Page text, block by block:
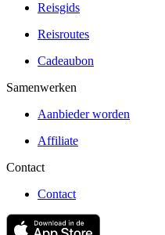
Reisgids
Reisroutes
Cadeaubon
Samenwerken
Aanbieder worden
Affiliate
Contact
Contact